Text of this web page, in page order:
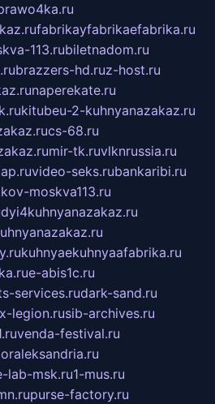
fabrikayfabrikaefabrika.ru
113.rubiletnadom.ru
brazzers-hd.ruz-host.ru
naperekate.ru
kitubeu-2-kuhnyanazakaz.ru
cs-68.ru
mir-tk.ruvlknrussia.ru
video-seks.rubankaribi.ru
moskva113.ru
kuhnyaekuhnyaafabrika.ru
e-abis1c.ru
services.rudark-sand.ru
x-legion.rusib-archives.ru
venda-festival.ru
lab-msk.ru1-mus.ru
purse-factory.ru